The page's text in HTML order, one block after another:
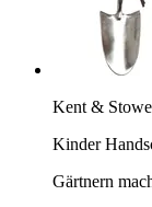
Kent & Stowe
Kinder
Gärtnern